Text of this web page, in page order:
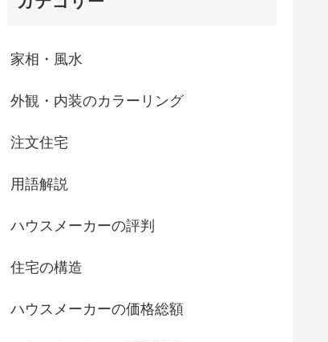
家相・風水
外観・内装のカラーリング
注文住宅
用語解説
ハウスメーカーの評判
住宅の構造
ハウスメーカーの価格総額